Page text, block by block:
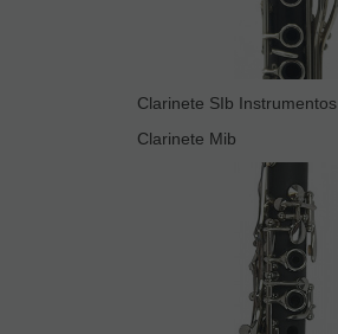
Clarinete SIb Instrumentos
Clarinete Mib